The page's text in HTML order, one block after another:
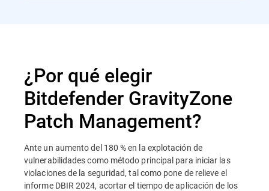
¿Por qué elegir
Bitdefender GravityZone
Patch Management?
Ante un aumento del 180 % en la explotación de
vulnerabilidades como método principal para iniciar las
violaciones de la seguridad, tal como pone de relieve el
informe DBIR 2024, acortar el tiempo de aplicación de los